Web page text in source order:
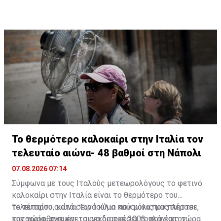
Το θερμότερο καλοκαίρι στην Ιταλία τον
τελευταίο αιώνα- 48 βαθμοί στη Νάπολι
07.08.2026 07:14
Σύμφωνα με τους Ιταλούς μετεωρολόγους το φετινό
καλοκαίρι στην Ιταλία είναι το θερμότερο του
τελευταίου αιώνα. Τον Ιούλιο που μόλις μας πέρασε,
καταρρίφθηκε και το ρεκόρ του 2003, που έως τώρα
Το τέταρτο, κατά σειρά κύμα καύσωνα που πλήττει
την χώρα, αναμένεται να διαρκέσει τουλάχιστον